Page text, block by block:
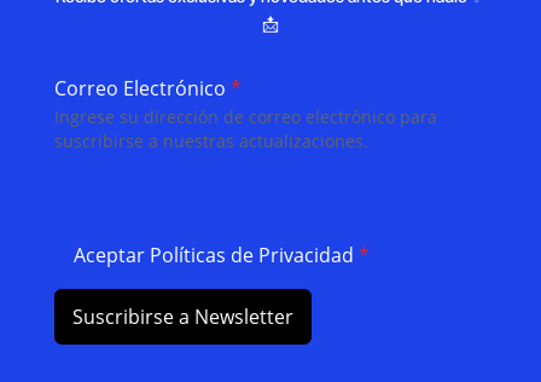
📩
Correo Electrónico *
Ingrese su dirección de correo electrónico para
suscribirse a nuestras actualizaciones.
Aceptar Políticas de Privacidad *
Suscribirse a Newsletter